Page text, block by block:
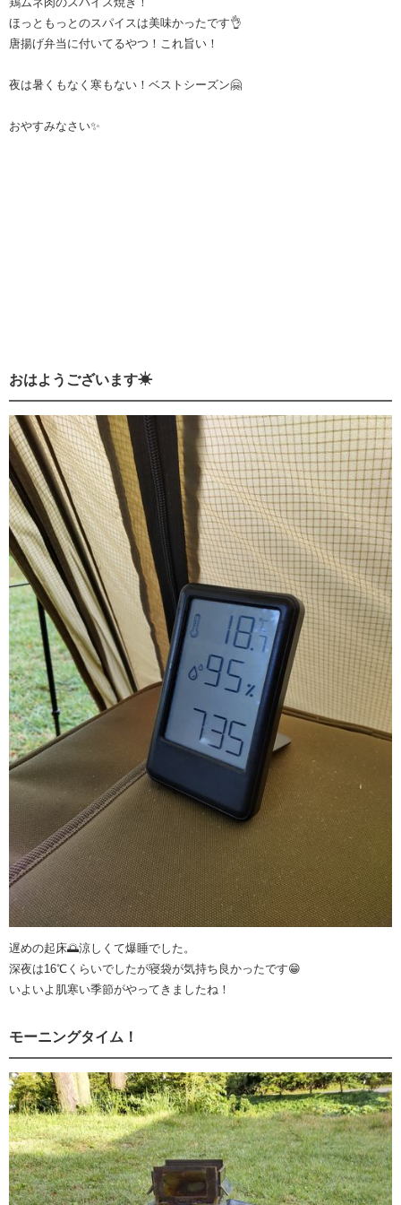
ほっともっとのスパイスは美味かったです👌
唐揚げ弁当に付いてるやつ！これ旨い！
夜は暑くもなく寒もない！ベストシーズン🤗
おやすみなさい✨
おはようございます☀
遅めの起床🌅涼しくて爆睡でした。
深夜は16℃くらいでしたが寝袋が気持ち良かったです😁
いよいよ肌寒い季節がやってきましたね！
モーニングタイム！